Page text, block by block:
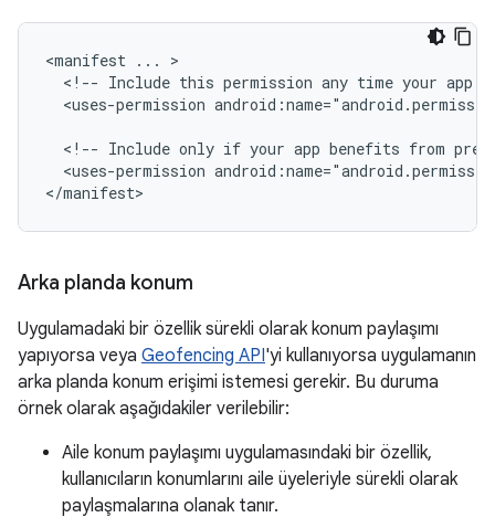
<manifest ...
<!-- Include this permission any time your app
<uses-permission
<!-- Include only if your app benefits from
<uses-permission
</manifest>
Arka planda konum
Uygulamadaki bir özellik sürekli olarak konum paylaşımı
yapıyorsa veya Geofencing API'yi kullanıyorsa uygulamanın
arka planda konum erişimi istemesi gerekir. Bu duruma
örnek olarak aşağıdakiler verilebilir:
Aile konum paylaşımı uygulamasındaki bir özellik,
kullanıcıların konumlarını aile üyeleriyle sürekli olarak
paylaşmalarına olanak tanır.